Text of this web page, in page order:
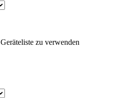
zu verwenden